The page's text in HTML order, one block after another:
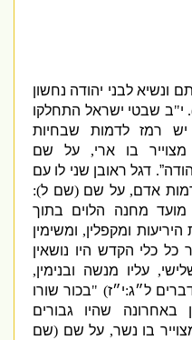
לבני יהודה נחשון
ב שבטי ישראל התחלקו
רמז לדמות שבחיות
בו ארי,על שם
.דגל ראובן שני לו עם
אדם,על שם(שם ל ):
מחנה הלוים בתוך
ומקפלין,ומשימין
כלי הקדש היו נושאין
,עליו מנשה ובנימין,
ל״ג:י״ז) "בכור שורו
שהיו גבורים
בו נשר,על שם(שם